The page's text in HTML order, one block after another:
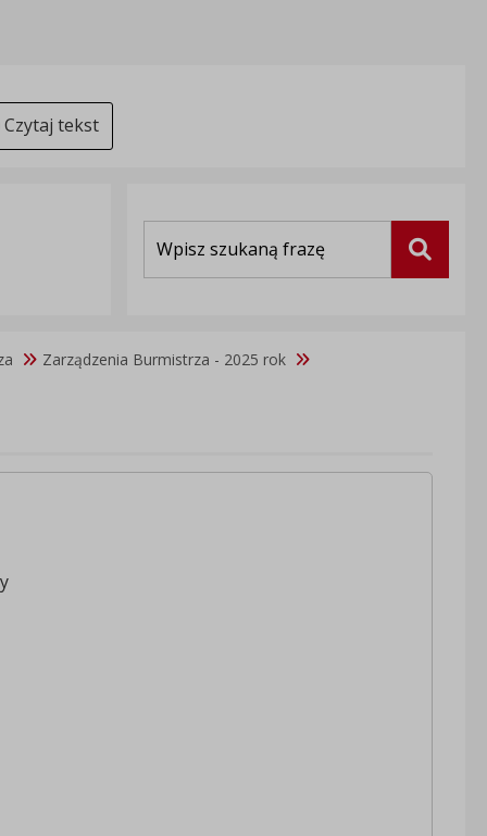
Czytaj tekst
Szukaj
Zarządzenia Burmistrza - 2025 rok